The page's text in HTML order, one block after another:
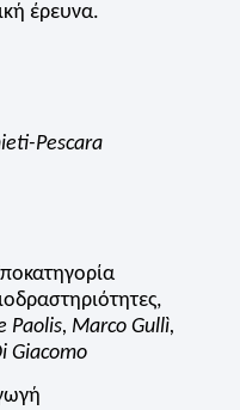
έρευνα.
Pescara
Paolis, Marco Gullì,
Giacomo